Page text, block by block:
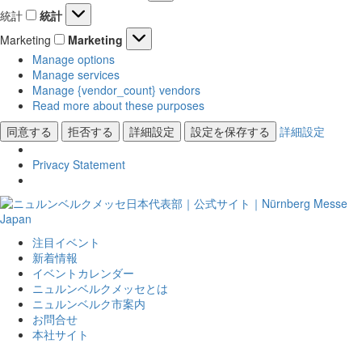
統計
統計
Marketing
Marketing
Manage options
Manage services
Manage {vendor_count} vendors
Read more about these purposes
同意する
拒否する 詳細設定 設定を保存する 詳細設定
Privacy Statement
注目イベント
新着情報
イベントカレンダー
ニュルンベルクメッセとは
ニュルンベルク市案内
お問合せ
本社サイト